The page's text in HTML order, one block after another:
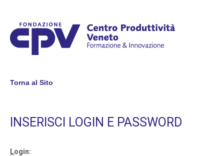
Torna al Sito
INSERISCI LOGIN E PASSWORD
Login: